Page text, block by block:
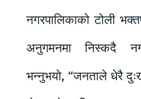
नगरपालिकाको टोली
अनुगमनमा निस्कदै
भन्नुभयो, “जनताले धेरै